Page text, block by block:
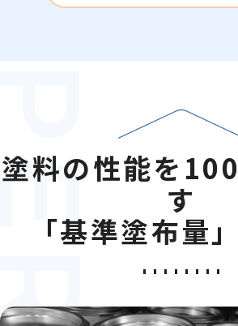
塗料の性能を
す
「基準塗布量